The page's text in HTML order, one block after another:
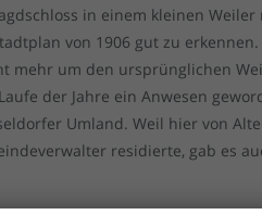
in einem kleinen
von 1906 gut zu
mehr um den ursprünglichen
der Jahre ein Anwesen
Umland. Weil hier von
residierte, gab es